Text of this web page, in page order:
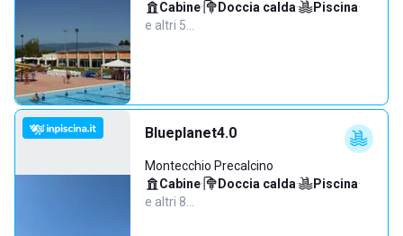
Cabine· Doccia calda· Piscina·
e altri 5…
Blueplanet4.0
Montecchio Precalcino
Cabine· Doccia calda· Piscina·
e altri 8…